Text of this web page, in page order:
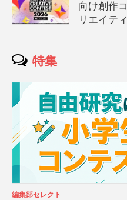
向け創作
リエイテ
特集
編集部セレクト